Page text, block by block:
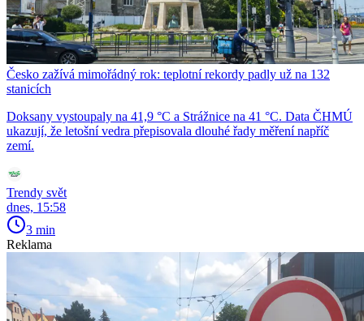
Česko zažívá mimořádný rok: teplotní rekordy padly už na 132
stanicích
Doksany vystoupaly na 41,9 °C a Strážnice na 41 °C. Data ČHMÚ
ukazují, že letošní vedra přepisovala dlouhé řady měření napříč
zemí.
Trendy svět
dnes, 15:58
3 min
Reklama